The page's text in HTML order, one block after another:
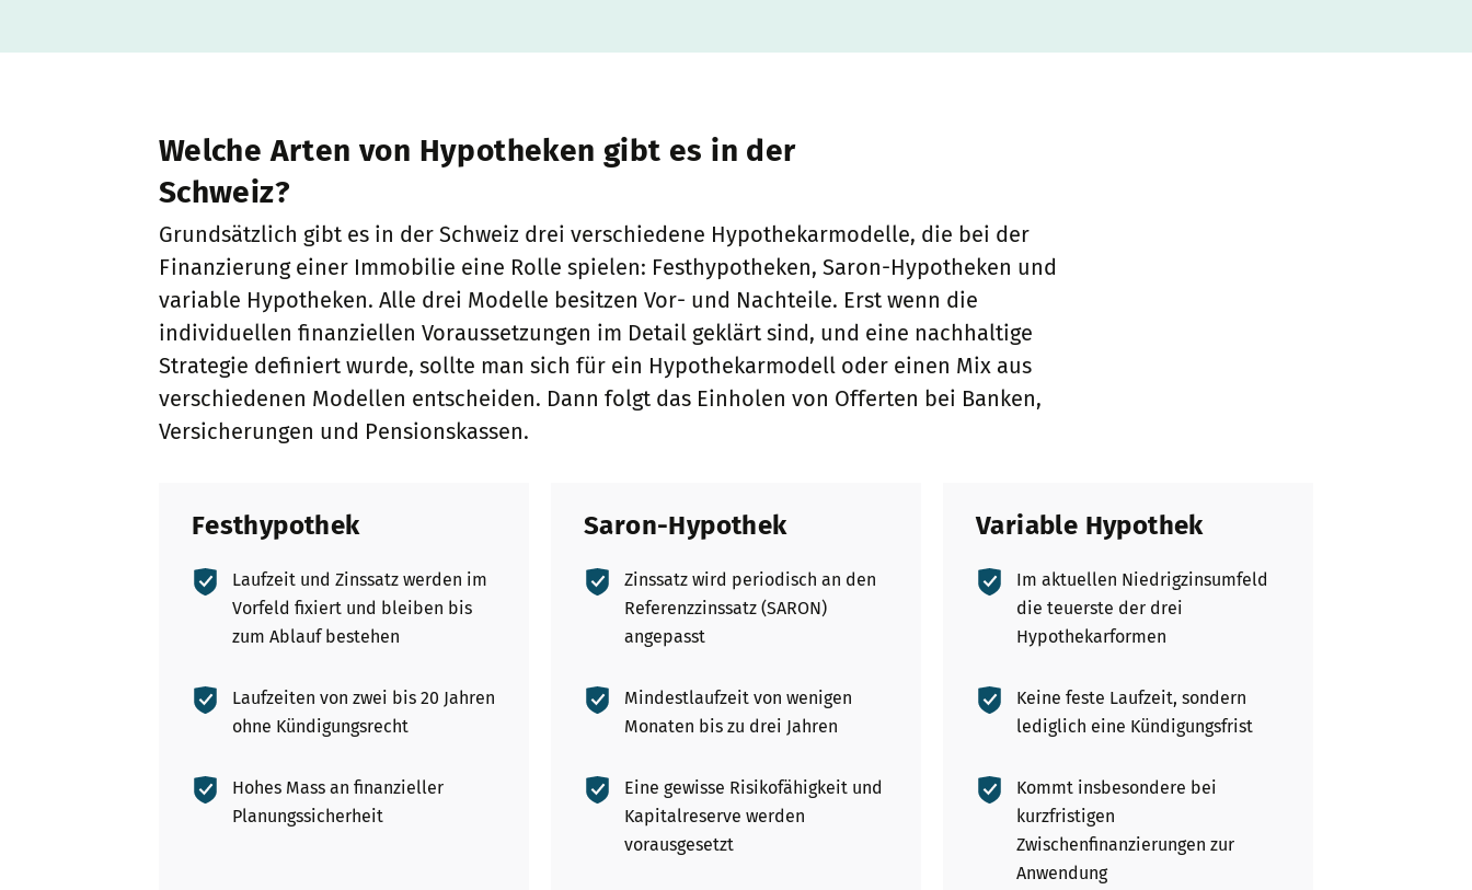
Welche Arten von Hypotheken gibt es in der
Schweiz?
Grundsätzlich gibt es in der Schweiz drei verschiedene Hypothekarmodelle, die bei der
Finanzierung einer Immobilie eine Rolle spielen: Festhypotheken, Saron-Hypotheken und
variable Hypotheken. Alle drei Modelle besitzen Vor- und Nachteile. Erst wenn die
individuellen finanziellen Voraussetzungen im Detail geklärt sind, und eine nachhaltige
Strategie definiert wurde, sollte man sich für ein Hypothekarmodell oder einen Mix aus
verschiedenen Modellen entscheiden. Dann folgt das Einholen von Offerten bei Banken,
Versicherungen und Pensionskassen.
Festhypothek
Laufzeit und Zinssatz werden im
Vorfeld fixiert und bleiben bis
zum Ablauf bestehen
Laufzeiten von zwei bis 20 Jahren
ohne Kündigungsrecht
Hohes Mass an finanzieller
Planungssicherheit
Saron-Hypothek
Zinssatz wird periodisch an den
Referenzzinssatz (SARON)
angepasst
Mindestlaufzeit von wenigen
Monaten bis zu drei Jahren
Eine gewisse Risikofähigkeit und
Kapitalreserve werden
vorausgesetzt
Variable Hypothek
Im aktuellen Niedrigzinsumfeld
die teuerste der drei
Hypothekarformen
Keine feste Laufzeit, sondern
lediglich eine Kündigungsfrist
Kommt insbesondere bei
kurzfristigen
Zwischenfinanzierungen zur
Anwendung